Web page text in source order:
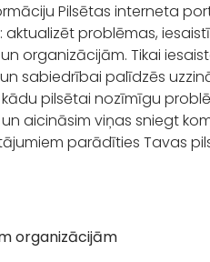
Pilsētas interneta
aktualizēt problēmas,
organizācijām. Tikai
sabiedrībai palīdzēs
pilsētai nozīmīgu
aicināsim viņas sniegt
parādīties Tavas
organizācijām